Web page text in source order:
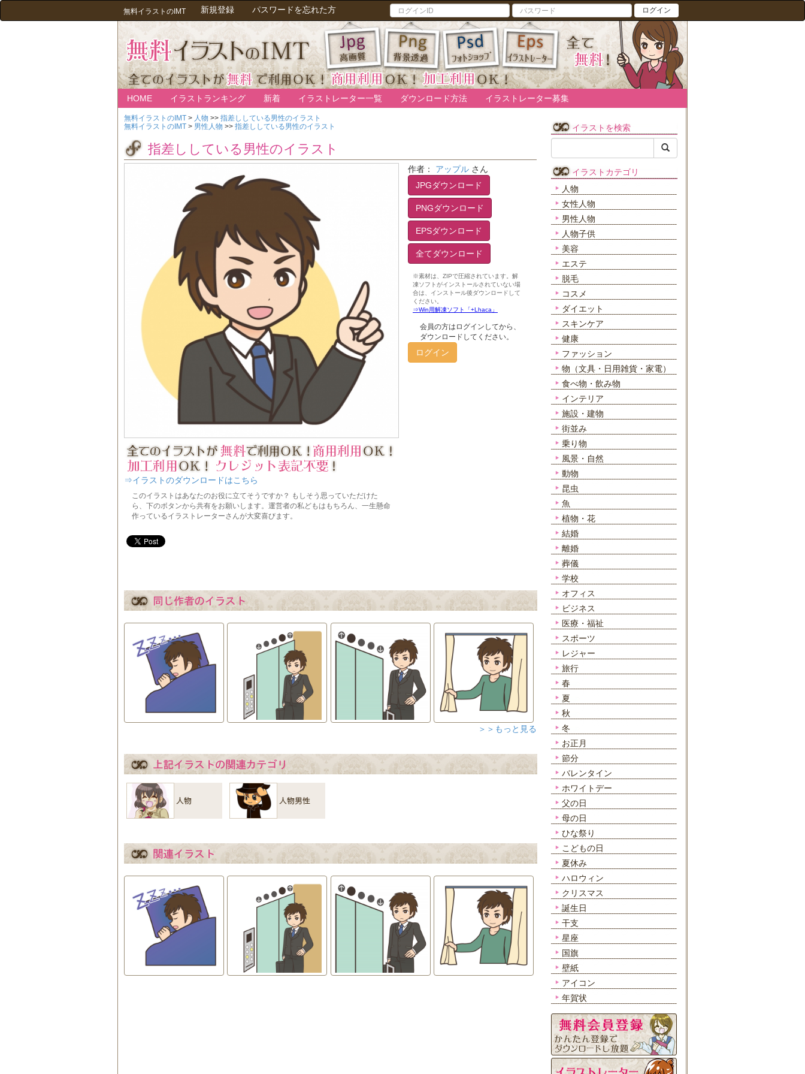
無料イラストのIMT 新規登録 パスワードを忘れた方 ログイン
HOME イラストランキング 新着 イラストレーター一覧 ダウンロード方法 イラストレーター募集
無料イラストのIMT > 人物 >> 指差ししている男性のイラスト
無料イラストのIMT > 男性人物 >> 指差ししている男性のイラスト
指差ししている男性のイラスト
⇒イラストのダウンロードはこちら
作者： アップル さん
JPGダウンロード
PNGダウンロード
EPSダウンロード
全てダウンロード
会員の方はログインしてから、
ダウンロードしてください。
ログイン
＞＞もっと見る
イラストを検索
イラストカテゴリ
人物
女性人物
男性人物
人物子供
美容
エステ
脱毛
コスメ
ダイエット
スキンケア
健康
ファッション
物（文具・日用雑貨・家電）
食べ物・飲み物
インテリア
施設・建物
街並み
乗り物
風景・自然
動物
昆虫
魚
植物・花
結婚
離婚
葬儀
学校
オフィス
ビジネス
医療・福祉
スポーツ
レジャー
旅行
春
夏
秋
冬
お正月
節分
バレンタイン
ホワイトデー
父の日
母の日
ひな祭り
こどもの日
夏休み
ハロウィン
クリスマス
誕生日
干支
星座
国旗
壁紙
アイコン
年賀状